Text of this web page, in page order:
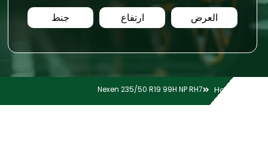
العرض ارتفاع جنط
Home
Nexen 235/50 R19 99H NP RH7